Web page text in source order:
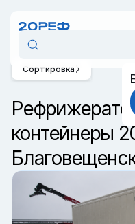
контейнеры
Сортировка